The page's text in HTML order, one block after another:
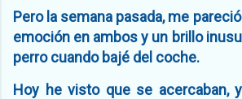
Pero la semana pasada, me
emoción en ambos y un brillo
perro cuando bajé del coche.
Hoy he visto que se acercaban,